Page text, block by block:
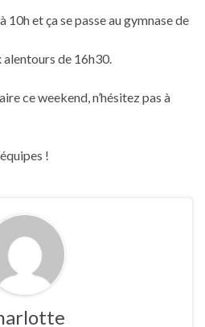
et ça se passe au gymnase de
de 16h30.
ce weekend, n’hésitez pas à
!